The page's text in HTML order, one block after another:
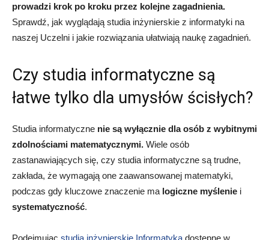
prowadzi krok po kroku przez kolejne zagadnienia.
Sprawdź, jak wyglądają studia inżynierskie z informatyki na
naszej Uczelni i jakie rozwiązania ułatwiają naukę zagadnień.
Czy studia informatyczne są
łatwe tylko dla umysłów ścisłych?
Studia informatyczne nie są wyłącznie dla osób z wybitnymi
zdolnościami matematycznymi. Wiele osób
zastanawiających się, czy studia informatyczne są trudne,
zakłada, że wymagają one zaawansowanej matematyki,
podczas gdy kluczowe znaczenie ma logiczne myślenie i
systematyczność.
Podejmując studia inżynierskie Informatyka dostępne w